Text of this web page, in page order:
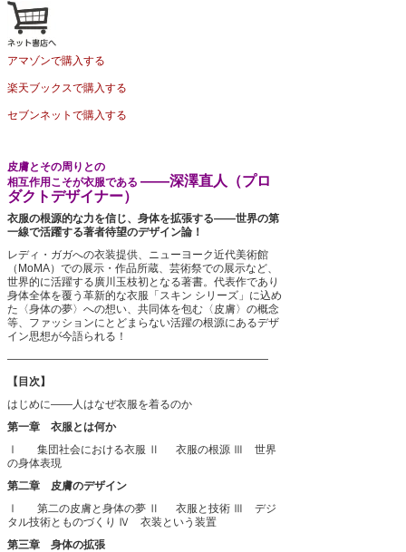
アマゾンで購入する
楽天ブックスで購入する
セブンネットで購入する
皮膚とその周りとの
相互作用こそが衣服である ――深澤直人（プロ
ダクトデザイナー）
衣服の根源的な力を信じ、身体を拡張する――世界の第
一線で活躍する著者待望のデザイン論！
レディ・ガガへの衣装提供、ニューヨーク近代美術館
（MoMA）での展示・作品所蔵、芸術祭での展示など、
世界的に活躍する廣川玉枝初となる著書。代表作であり
身体全体を覆う革新的な衣服「スキン シリーズ」に込め
た〈身体の夢〉への想い、共同体を包む〈皮膚〉の概念
等、ファッションにとどまらない活躍の根源にあるデザ
イン思想が今語られる！
――――――――――――――――――――――――
【目次】
はじめに――人はなぜ衣服を着るのか
第一章 衣服とは何か
Ⅰ 集団社会における衣服 Ⅱ 衣服の根源 Ⅲ 世界
の身体表現
第二章 皮膚のデザイン
Ⅰ 第二の皮膚と身体の夢 Ⅱ 衣服と技術 Ⅲ デジ
タル技術とものづくり Ⅳ 衣装という装置
第三章 身体の拡張